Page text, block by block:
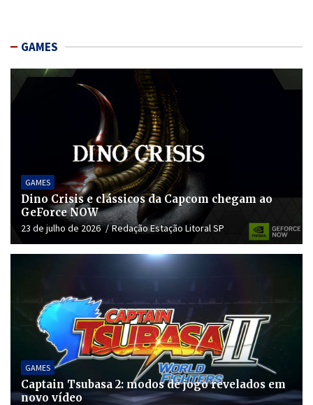
GAMES
GAMES
Dino Crisis e clássicos da Capcom chegam ao
GeForce NOW
23 de julho de 2026 Redação Estação Litoral SP
GAMES
Captain Tsubasa 2: modos de jogo revelados em
novo vídeo